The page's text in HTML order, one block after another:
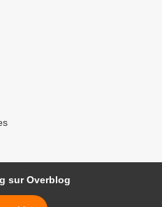
sur Overblog